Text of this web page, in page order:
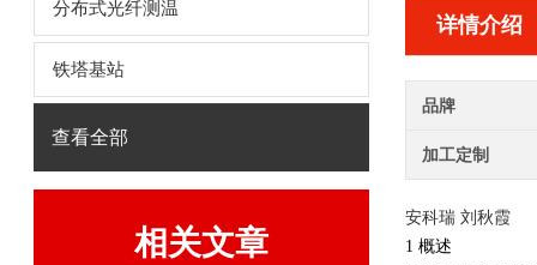
分布式光纤测温
铁塔基站
查看全部
相关文章
详情介绍
品牌
加工定制
安科瑞 刘秋霞
1 概述